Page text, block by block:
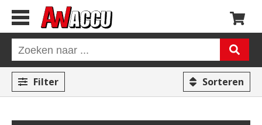
Filter Sorteren